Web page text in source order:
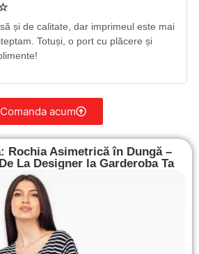
și de calitate, dar imprimeul este mai
Totuși, o port cu plăcere și
Comanda acum
Rochia Asimetrică în Dungă –
La Designer la Garderoba Ta